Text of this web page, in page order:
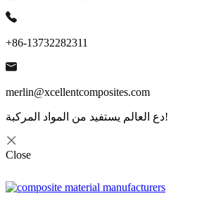
+86-13732282311
merlin@xcellentcomposites.com
دع العالم يستفيد من المواد المركبة!
Close